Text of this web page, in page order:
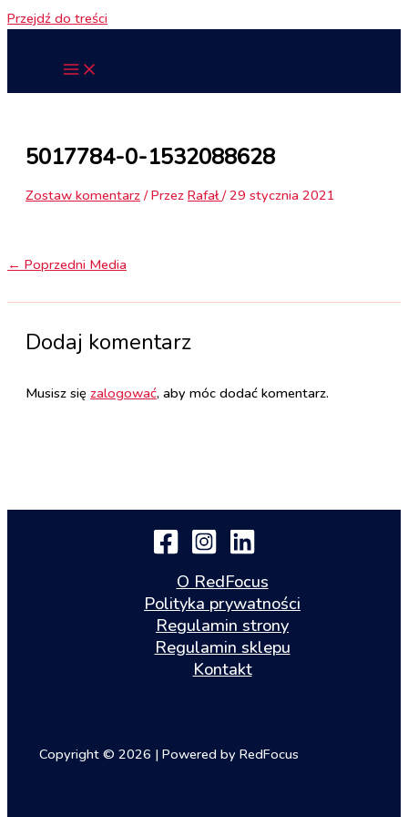
Przejdź do treści
5017784-0-1532088628
Zostaw komentarz / Przez Rafał/29 stycznia 2021
← Poprzedni Media
Dodaj komentarz
Musisz się zalogować, aby móc dodać komentarz.
O RedFocus
Polityka prywatności
Regulamin strony
Regulamin sklepu
Kontakt
Copyright © 2026 | Powered by RedFocus